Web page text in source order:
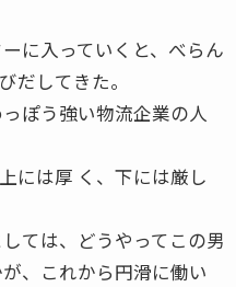
に入っていくと、べらん
だしてきた。
ぽう強い物流企業の人
には厚 く、下には厳し
ては、どうやってこの男
、これから円滑に働い